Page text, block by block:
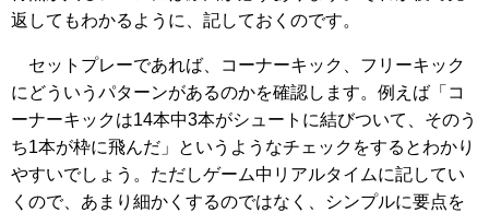
返してもわかるように、記しておくのです。
セットプレーであれば、コーナーキック、フリーキック
にどういうパターンがあるのかを確認します。例えば「コ
ーナーキックは14本中3本がシュートに結びついて、そのう
ち1本が枠に飛んだ」というようなチェックをするとわかり
やすいでしょう。ただしゲーム中リアルタイムに記してい
くので、あまり細かくするのではなく、シンプルに要点を